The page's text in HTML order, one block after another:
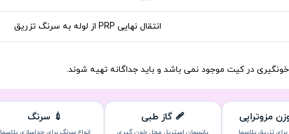
انتقال نهایی PRP از لوله به سرنگ تزریق
در کیت موجود نمی باشد و باید جداگانه تهیه شوند.
مزوتراپی 🩹 گاز طبی 💉 سرنگ